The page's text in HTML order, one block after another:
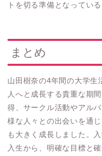
トを切る準備となってい
まとめ
山田樹奈の4年間の大学生
人へと成長する貴重な期
得、サークル活動やアル
様な人々との出会いを通
も大きく成長しました。
入生から、明確な目標と